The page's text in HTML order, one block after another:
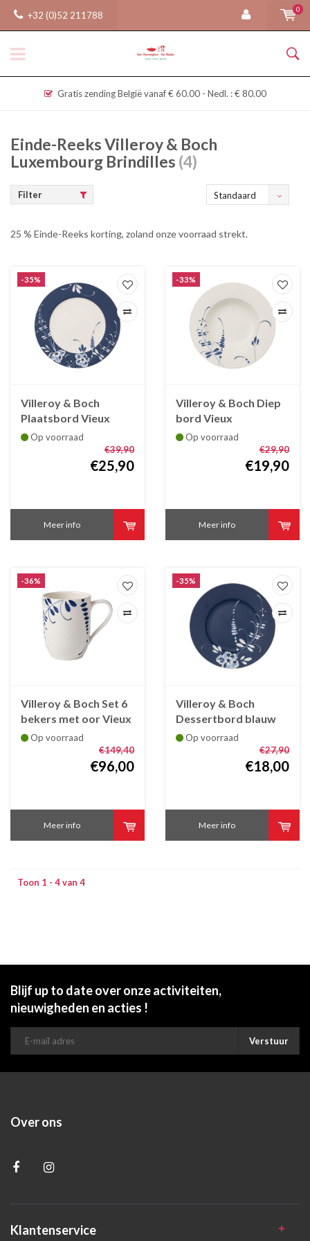
+32 (0)52 211788
0
Gratis zending België vanaf € 60.00 - Nedl. : € 80.00
Einde-Reeks Villeroy & Boch
Luxembourg Brindilles (4)
Filter Standaard
25 % Einde-Reeks korting, zoland onze voorraad strekt.
-35%
Villeroy & Boch
Plaatsbord Vieux
Luxembourg Brindille
Op voorraad
€39,90
€25,90
Meer info
-33%
Villeroy & Boch Diep
bord Vieux
Luxembourg Brindille
Op voorraad
€29,90
€19,90
Meer info
-36%
Villeroy & Boch Set 6
bekers met oor Vieux
Luxembourg Brindille,
Op voorraad
€149,40
€96,00
Meer info
-35%
Villeroy & Boch
Dessertbord blauw
Vieux Luxembourg
Op voorraad
€27,90
€18,00
Meer info
Toon 1 - 4 van 4
Blijf up to date over onze activiteiten,
nieuwigheden en acties !
Verstuur
Over ons
Klantenservice